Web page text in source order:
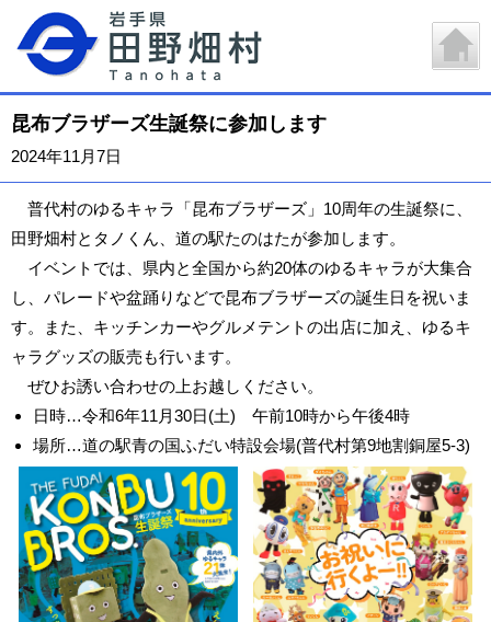
昆布ブラザーズ生誕祭に参加します
2024年11月7日
普代村のゆるキャラ「昆布ブラザーズ」10周年の生誕祭に、
田野畑村とタノくん、道の駅たのはたが参加します。
イベントでは、県内と全国から約20体のゆるキャラが大集合
し、パレードや盆踊りなどで昆布ブラザーズの誕生日を祝いま
す。また、キッチンカーやグルメテントの出店に加え、ゆるキ
ャラグッズの販売も行います。
ぜひお誘い合わせの上お越しください。
日時…令和6年11月30日(土) 午前10時から午後4時
場所…道の駅青の国ふだい特設会場(普代村第9地割銅屋5-3)